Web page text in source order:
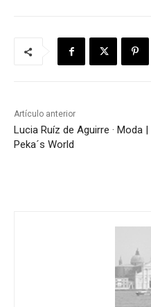
Artículo anterior
Lucia Ruíz de Aguirre · Moda |
Peka´s World